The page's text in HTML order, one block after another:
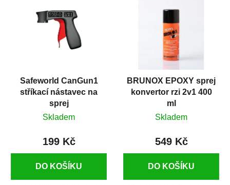
Safeworld CanGun1
stříkací nástavec na
sprej
Skladem
199 Kč
DO KOŠÍKU
BRUNOX EPOXY sprej
konvertor rzi 2v1 400
ml
Skladem
549 Kč
DO KOŠÍKU